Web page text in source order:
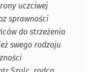
uczciwej
sprawności
do strzeżenia
swego rodzaju